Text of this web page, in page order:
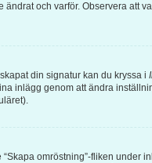
och varför. Observera att
din signatur kan du kryssa i
inlägg genom att ändra
omröstning”-fliken under